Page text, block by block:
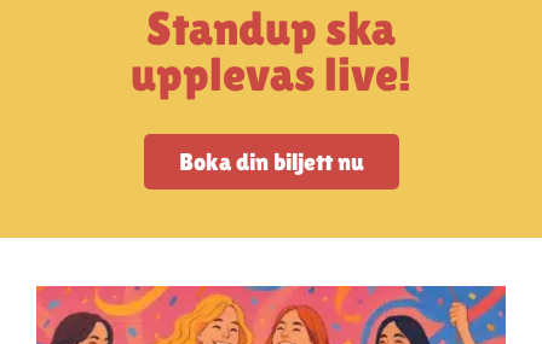
Kontakta oss
Vanliga frågor
Standup ska
upplevas live!
Boka din biljett nu